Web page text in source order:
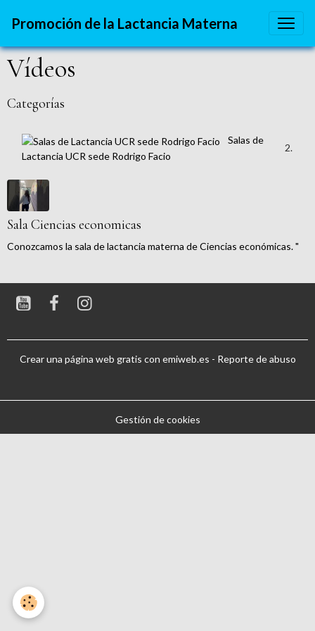
Promoción de la Lactancia Materna
Vídeos
Categorías
Salas de
Lactancia UCR sede Rodrigo Facio
2
Sala Ciencias economicas
Conozcamos la sala de lactancia materna de Ciencias económicas. "
Crear una página web gratis con emiweb.es - Reporte de abuso
Gestión de cookies